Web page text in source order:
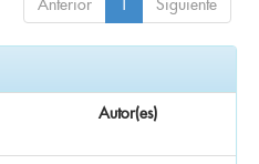
Autor(es)